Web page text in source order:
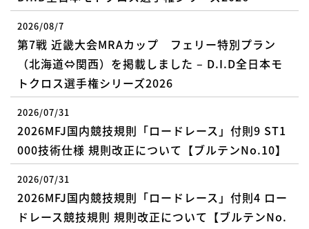
2026/08/7
第7戦 近畿大会MRAカップ フェリー特別プラン
（北海道⇔関西）を掲載しました – D.I.D全日本モ
トクロス選手権シリーズ2026
2026/07/31
2026MFJ国内競技規則「ロードレース」付則9 ST1
000技術仕様 規則改正について【ブルテンNo.10】
2026/07/31
2026MFJ国内競技規則「ロードレース」付則4 ロー
ドレース競技規則 規則改正について【ブルテンNo.